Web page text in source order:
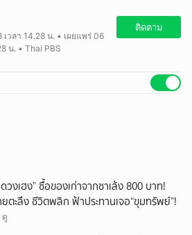
มื่อ 29 มิ.ย. ที่ผ่านมา มีกรรมการ 1 คน ลง
1 คน
วลา 14.28 น. • เผยแพร่ 06
น. • Thai PBS
ติดตาม
วงเฮง” ซื้อของเก่าจากซาเล้ง 800 บาท!
ตะลึง ชีวิตพลิก ฟ้าประทานเจอ“ขุมทรัพย์”!
ดู